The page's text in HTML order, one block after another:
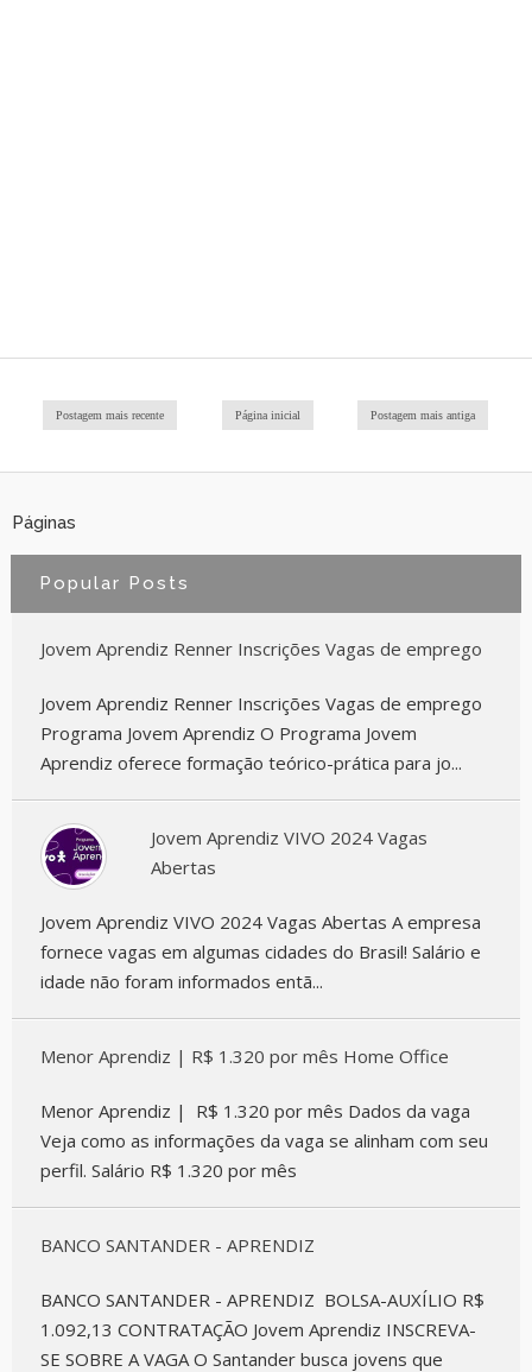
Postagem mais recente Postagem mais antiga
Página inicial
Páginas
Popular Posts
Jovem Aprendiz Renner Inscrições Vagas de emprego
Jovem Aprendiz Renner Inscrições Vagas de emprego
Programa Jovem Aprendiz O Programa Jovem
Aprendiz oferece formação teórico-prática para jo...
Jovem Aprendiz VIVO 2024 Vagas
Abertas
Jovem Aprendiz VIVO 2024 Vagas Abertas A empresa
fornece vagas em algumas cidades do Brasil! Salário e
idade não foram informados entã...
Menor Aprendiz | R$ 1.320 por mês Home Office
Menor Aprendiz | R$ 1.320 por mês Dados da vaga
Veja como as informações da vaga se alinham com seu
perfil. Salário R$ 1.320 por mês
BANCO SANTANDER - APRENDIZ
BANCO SANTANDER - APRENDIZ BOLSA-AUXÍLIO R$
1.092,13 CONTRATAÇÃO Jovem Aprendiz INSCREVA-
SE SOBRE A VAGA O Santander busca jovens que